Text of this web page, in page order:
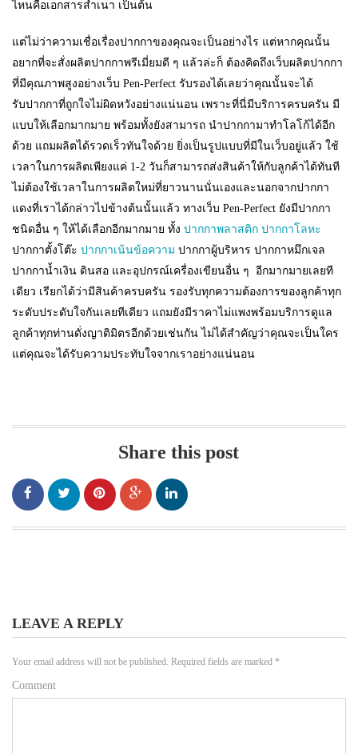
ไหนคือเอกสารสำเนา เป็นต้น
แต่ไม่ว่าความเชื่อเรื่องปากกาของคุณจะเป็นอย่างไร แต่หากคุณนั้น
อยากที่จะสั่งผลิตปากกาพรีเมี่ยมดี ๆ แล้วล่ะก็ ต้องคิดถึงเว็บผลิตปากกา
ที่มีคุณภาพสูงอย่างเว็บ Pen-Perfect รับรองได้เลยว่าคุณนั้นจะได้
รับปากกาที่ถูกใจไม่ผิดหวังอย่างแน่นอน เพราะที่นี่มีบริการครบครัน มี
แบบให้เลือกมากมาย พร้อมทั้งยังสามารถ นำปากกามาทำโลโก้ได้อีก
ด้วย แถมผลิตได้รวดเร็วทันใจด้วย ยิ่งเป็นรูปแบบที่มีในเว็บอยู่แล้ว ใช้
เวลาในการผลิตเพียงแค่ 1-2 วันก็สามารถส่งสินค้าให้กับลูกค้าได้ทันที
ไม่ต้องใช้เวลาในการผลิตใหม่ที่ยาวนานนั่นเองและนอกจากปากกา
แดงที่เราได้กล่าวไปข้างต้นนั้นแล้ว ทางเว็บ Pen-Perfect ยังมีปากกา
ชนิดอื่น ๆ ให้ได้เลือกอีกมากมาย ทั้ง ปากกาพลาสติก ปากกาโลหะ
ปากกาตั้งโต๊ะ ปากกาเน้นข้อความ ปากกาผู้บริหาร ปากกาหมึกเจล
ปากกาน้ำเงิน ดินสอ และอุปกรณ์เครื่องเขียนอื่น ๆ อีกมากมายเลยที
เดียว เรียกได้ว่ามีสินค้าครบครัน รองรับทุกความต้องการของลูกค้าทุก
ระดับประดับใจกันเลยทีเดียว แถมยังมีราคาไม่แพงพร้อมบริการดูแล
ลูกค้าทุกท่านดั่งญาติมิตรอีกด้วยเช่นกัน ไม่ได้สำคัญว่าคุณจะเป็นใคร
แต่คุณจะได้รับความประทับใจจากเราอย่างแน่นอน
Share this post
LEAVE A REPLY
Your email address will not be published. Required fields are marked *
Comment